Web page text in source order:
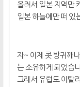
올려서 일본 지역만
일본 하늘에만 떠 있
자~ 이제 콧 방귀깨
는 소유하게 되었습
그래서 유럽도 이탈